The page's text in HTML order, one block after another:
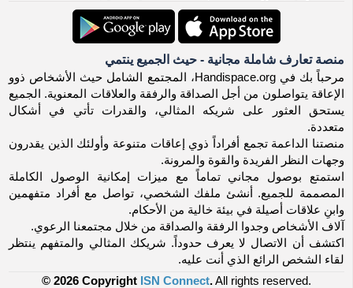
منصة تعارف شاملة مجانية - حيث الجميع ينتمي
مرحباً بك في Handispace.org، المجتمع الشامل حيث الأشخاص ذوو
الإعاقة يتواصلون من أجل الصداقة والرفقة والعلاقات المعنوية. الجميع
يستحق العثور على شريكه المثالي، والقدرات تأتي في أشكال
متعددة.
منصتنا الداعمة تجمع أفراداً ذوي إعاقات متنوعة وأولئك الذين يقدرون
وجهات النظر الفريدة والقوة والمرونة.
استمتع بوصول مجاني تماماً مع ميزات إمكانية الوصول الكاملة
المصممة للجميع. أنشئ ملفك الشخصي، تواصل مع أفراد متفهمين
وابنِ علاقات أصيلة في بيئة خالية من الأحكام.
آلاف الأشخاص وجدوا الرفقة والصداقة من خلال مجتمعنا الرعوي.
اكتشف أن الاتصال لا يعرف حدوداً. شريكك المثالي والمتفهم ينتظر
لقاء الشخص الرائع الذي أنت عليه.
© 2026 Copyright ISN Connect.All rights reserved.